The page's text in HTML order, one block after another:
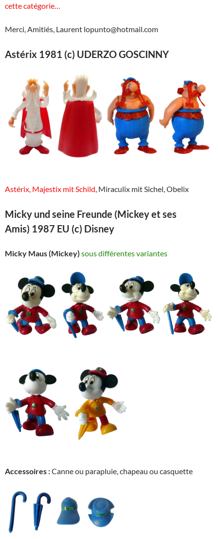
cette catégorie…
Merci, Amitiés, Laurent lopunto@hotmail.com
Astérix 1981 (c) UDERZO GOSCINNY
Astérix, Majestix mit Schild, Miraculix mit Sichel, Obelix
Micky und seine Freunde (Mickey et ses
Amis) 1987 EU (c) Disney
Micky Maus(Mickey) sous différentes variantes
Accessoires :Canne ou parapluie, chapeau ou casquette